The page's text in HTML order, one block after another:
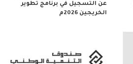
عن التسجيل في برنامج تطوير
الخريجين 2026م